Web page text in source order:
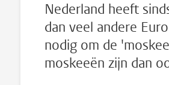
Nederland heeft
dan veel andere
nodig om de
moskeeën zijn dan